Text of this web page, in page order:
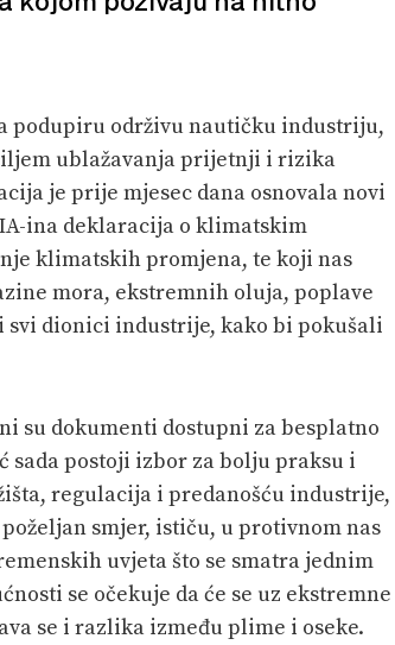
podupiru održivu nautičku industriju,
ublažavanja prijetnji i rizika
je prije mjesec dana osnovala novi
ina deklaracija o klimatskim
klimatskih promjena, te koji nas
mora, ekstremnih oluja, poplave
svi dionici industrije, kako bi pokušali
su dokumenti dostupni za besplatno
sada postoji izbor za bolju praksu i
regulacija i predanošću industrije,
smjer, ističu, u protivnom nas
uvjeta što se smatra jednim
se očekuje da će se uz ekstremne
se i razlika između plime i oseke.